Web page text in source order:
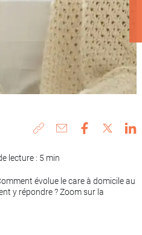
lecture : 5 min
évolue le care à domicile au
y répondre ? Zoom sur la